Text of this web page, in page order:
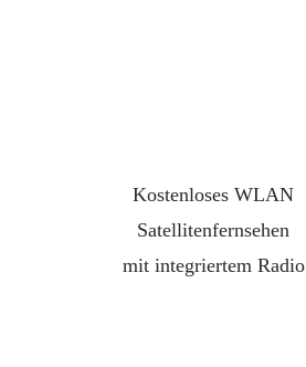
Kostenloses WLAN
Satellitenfernsehen
mit integriertem Radio